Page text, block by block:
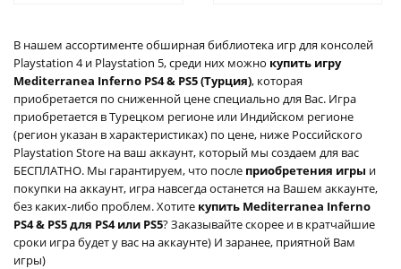
В нашем ассортименте обширная библиотека игр для консолей
Playstation 4 и Playstation 5, среди них можно купить игру
Mediterranea Inferno PS4 & PS5 (Турция), которая
приобретается по сниженной цене специально для Вас. Игра
приобретается в Турецком регионе или Индийском регионе
(регион указан в характеристиках) по цене, ниже Российского
Playstation Store на ваш аккаунт, который мы создаем для вас
БЕСПЛАТНО. Мы гарантируем, что после приобретения игры и
покупки на аккаунт, игра навсегда останется на Вашем аккаунте,
без каких-либо проблем. Хотите купить Mediterranea Inferno
PS4 & PS5 для PS4 или PS5? Заказывайте скорее и в кратчайшие
сроки игра будет у вас на аккаунте) И заранее, приятной Вам
игры)